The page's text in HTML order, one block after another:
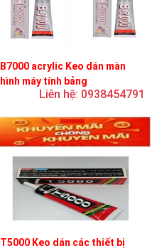
B7000 acrylic Keo dán màn
hình máy tính bảng
Liên hệ: 0938454791
T5000 Keo dán các thiết bị